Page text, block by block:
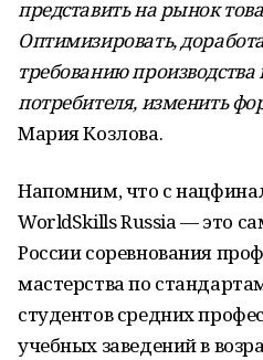
представить на рынок
Оптимизировать,
требованию
потребителя, изменить
Мария Козлова.
Напомним, что с
WorldSkills Russia — это
России соревнования
мастерства по
студентов средних
учебных заведений в